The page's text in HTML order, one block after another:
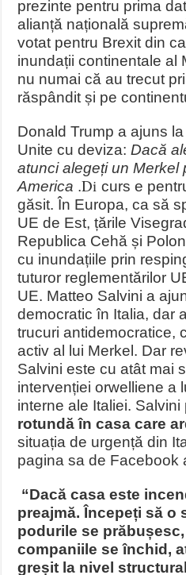
prezinte pentru prima
alianță națională
votat pentru Brexit din
inundații continentale al
nu numai că au trecut
răspândit și pe
Donald Trump a ajuns
Unite cu deviza:Dacă
atunci alegeți un Merkel
America .Dicurs e
găsit. În Europa, ca să
UE de Est, țările
Republica Cehă și
cu inundațiile prin
tuturor reglementărilor
UE. Matteo Salvini a
democratic în Italia, dar
trucuri antidemocratice,
activ al lui Merkel. Dar
Salvini este cu atât mai
intervenției orwelliene a
interne ale Italiei. Salvini
rotundă în casa care
situația de urgență din
pagina sa de Facebook
“Dacă casa este
preajmă. Începeți să o
podurile se
companiile se închid,
greșit la nivel